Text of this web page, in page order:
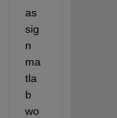
as
sig
n
ma
tla
b
wo